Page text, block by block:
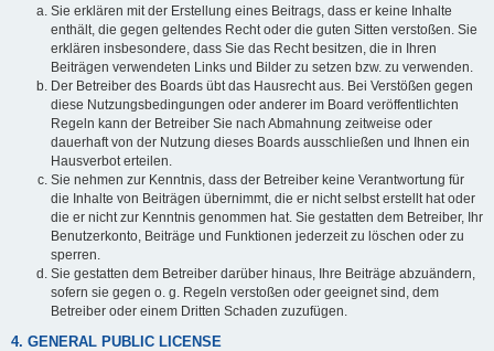
Sie erklären mit der Erstellung eines Beitrags, dass er keine Inhalte
enthält, die gegen geltendes Recht oder die guten Sitten verstoßen. Sie
erklären insbesondere, dass Sie das Recht besitzen, die in Ihren
Beiträgen verwendeten Links und Bilder zu setzen bzw. zu verwenden.
Der Betreiber des Boards übt das Hausrecht aus. Bei Verstößen gegen
diese Nutzungsbedingungen oder anderer im Board veröffentlichten
Regeln kann der Betreiber Sie nach Abmahnung zeitweise oder
dauerhaft von der Nutzung dieses Boards ausschließen und Ihnen ein
Hausverbot erteilen.
Sie nehmen zur Kenntnis, dass der Betreiber keine Verantwortung für
die Inhalte von Beiträgen übernimmt, die er nicht selbst erstellt hat oder
die er nicht zur Kenntnis genommen hat. Sie gestatten dem Betreiber, Ihr
Benutzerkonto, Beiträge und Funktionen jederzeit zu löschen oder zu
sperren.
Sie gestatten dem Betreiber darüber hinaus, Ihre Beiträge abzuändern,
sofern sie gegen o. g. Regeln verstoßen oder geeignet sind, dem
Betreiber oder einem Dritten Schaden zuzufügen.
4. GENERAL PUBLIC LICENSE